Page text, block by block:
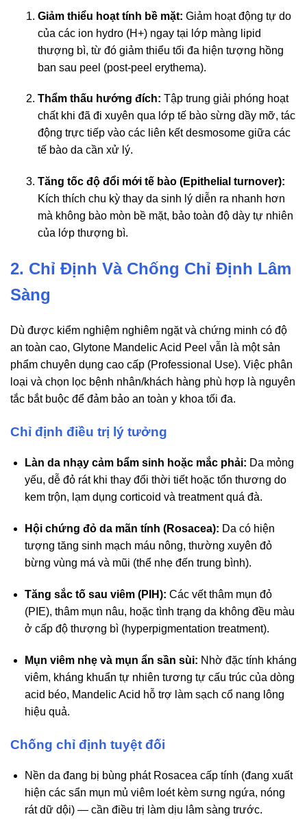
Giảm thiểu hoạt tính bề mặt: Giảm hoạt động tự do
của các ion hydro (H+) ngay tại lớp màng lipid
thượng bì, từ đó giảm thiểu tối đa hiện tượng hồng
ban sau peel (post-peel erythema).
Thẩm thấu hướng đích: Tập trung giải phóng hoạt
chất khi đã đi xuyên qua lớp tế bào sừng dầy mỡ, tác
động trực tiếp vào các liên kết desmosome giữa các
tế bào da cần xử lý.
Tăng tốc độ đổi mới tế bào (Epithelial turnover):
Kích thích chu kỳ thay da sinh lý diễn ra nhanh hơn
mà không bào mòn bề mặt, bảo toàn độ dày tự nhiên
của lớp thượng bì.
2. Chỉ Định Và Chống Chỉ Định Lâm
Sàng
Dù được kiểm nghiệm nghiêm ngặt và chứng minh có độ
an toàn cao, Glytone Mandelic Acid Peel vẫn là một sản
phẩm chuyên dụng cao cấp (Professional Use). Việc phân
loại và chọn lọc bệnh nhân/khách hàng phù hợp là nguyên
tắc bắt buộc để đảm bảo an toàn y khoa tối đa.
Chỉ định điều trị lý tưởng
Làn da nhạy cảm bẩm sinh hoặc mắc phải: Da mỏng
yếu, dễ đỏ rát khi thay đổi thời tiết hoặc tổn thương do
kem trộn, lạm dụng corticoid và treatment quá đà.
Hội chứng đỏ da mãn tính (Rosacea): Da có hiện
tượng tăng sinh mạch máu nông, thường xuyên đỏ
bừng vùng má và mũi (thể nhẹ đến trung bình).
Tăng sắc tố sau viêm (PIH): Các vết thâm mụn đỏ
(PIE), thâm mụn nâu, hoặc tình trạng da không đều màu
ở cấp độ thượng bì (hyperpigmentation treatment).
Mụn viêm nhẹ và mụn ẩn sần sùi: Nhờ đặc tính kháng
viêm, kháng khuẩn tự nhiên tương tự cấu trúc của dòng
acid béo, Mandelic Acid hỗ trợ làm sạch cổ nang lông
hiệu quả.
Chống chỉ định tuyệt đối
Nền da đang bị bùng phát Rosacea cấp tính (đang xuất
hiện các sẩn mụn mủ viêm loét kèm sưng ngứa, nóng
rát dữ dội) — cần điều trị làm dịu lâm sàng trước.